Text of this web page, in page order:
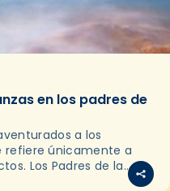
en los padres de
a los
refiere únicamente a
Los Padres de la